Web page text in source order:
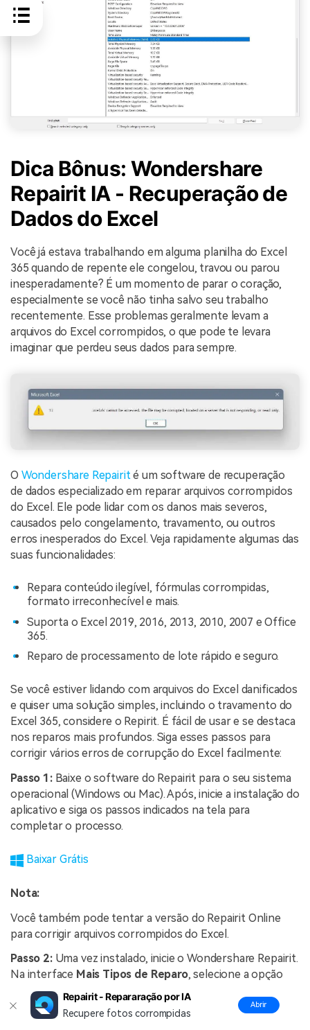
Dica Bônus: Wondershare
Repairit IA - Recuperação de
Dados do Excel
Você já estava trabalhando em alguma planilha do Excel
365 quando de repente ele congelou, travou ou parou
inesperadamente? É um momento de parar o coração,
especialmente se você não tinha salvo seu trabalho
recentemente. Esse problemas geralmente levam a
arquivos do Excel corrompidos, o que pode te levara
imaginar que perdeu seus dados para sempre.
O Wondershare Repairité um software de recuperação
de dados especializado em reparar arquivos corrompidos
do Excel. Ele pode lidar com os danos mais severos,
causados pelo congelamento, travamento, ou outros
erros inesperados do Excel. Veja rapidamente algumas das
suas funcionalidades:
Repara conteúdo ilegível, fórmulas corrompidas,
formato irreconhecível e mais.
Suporta o Excel 2019, 2016, 2013, 2010, 2007 e Office
365.
Reparo de processamento de lote rápido e seguro.
Se você estiver lidando com arquivos do Excel danificados
e quiser uma solução simples, incluindo o travamento do
Excel 365, considere o Repirit. É fácil de usar e se destaca
nos reparos mais profundos. Siga esses passos para
corrigir vários erros de corrupção do Excel facilmente:
Passo 1:Baixe o software do Repairit para o seu sistema
operacional (Windows ou Mac). Após, inicie a instalação do
aplicativo e siga os passos indicados na tela para
completar o processo.
Baixar Grátis
Nota:
Você também pode tentar a versão do Repairit Online
para corrigir arquivos corrompidos do Excel.
Passo 2:Uma vez instalado, inicie o Wondershare Repairit.
Na interface Mais Tipos de Reparo, selecione a opção
Reparo de Arquivo.
Repairit - Repararação por IA
Recupere fotos corrompidas
Abrir